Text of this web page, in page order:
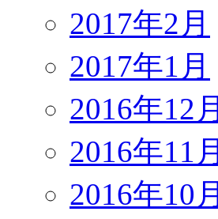
2017年2月
2017年1月
2016年12月
2016年11月
2016年10月